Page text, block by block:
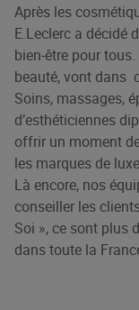
Après les
E.Leclerc a décidé
bien-être pour tous.
beauté, vont dans
Soins, massages,
d’esthéticiennes
offrir un moment
les marques de
Là encore, nos
conseiller les
Soi », ce sont plus
dans toute la